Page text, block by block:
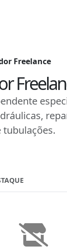
Freelance
tubulações.